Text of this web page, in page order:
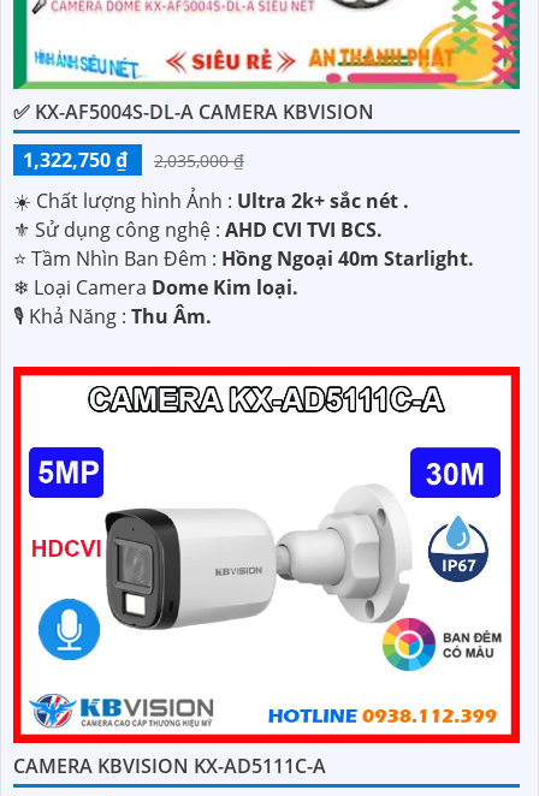
✅ KX-AF5004S-DL-A CAMERA KBVISION
1,322,750 ₫
2,035,000 ₫
☀️ Chất lượng hình Ảnh : Ultra 2k+ sắc nét .
⚜️ Sử dụng công nghệ : AHD CVI TVI BCS.
⭐ Tầm Nhìn Ban Đêm : Hồng Ngoại 40m Starlight.
❄ Loại Camera Dome Kim loại.
️🎙 Khả Năng : Thu Âm.
CAMERA KBVISION KX-AD5111C-A